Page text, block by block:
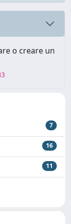
o creare un
7
16
11